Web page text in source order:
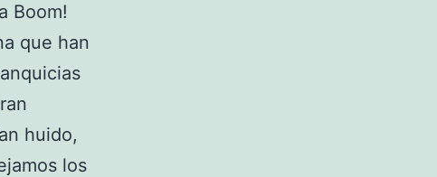
Boom!
que han
huido,
los